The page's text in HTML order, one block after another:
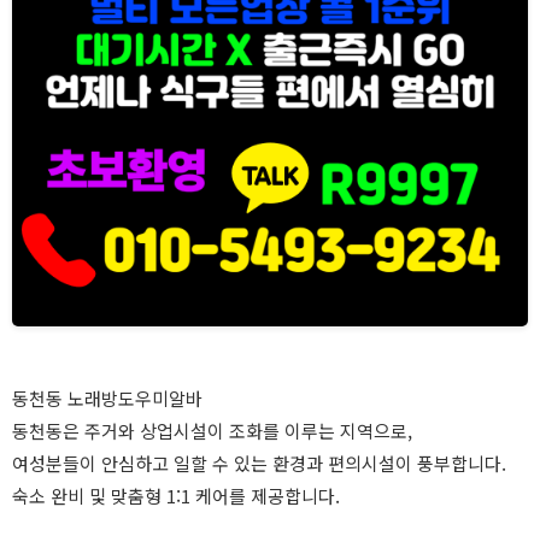
동천동 노래방도우미알바
동천동은 주거와 상업시설이 조화를 이루는 지역으로,
여성분들이 안심하고 일할 수 있는 환경과 편의시설이 풍부합니다.
숙소 완비 및 맞춤형 1:1 케어를 제공합니다.